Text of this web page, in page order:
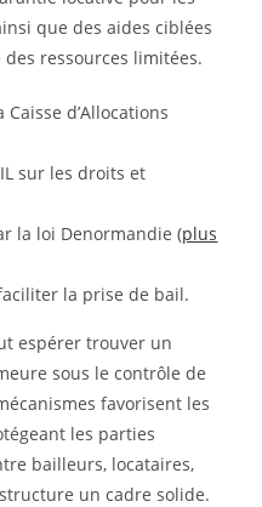
que des aides ciblées
ressources limitées.
d’Allocations
sur les droits et
la loi Denormandie (plus
la prise de bail.
espérer trouver un
sous le contrôle de
favorisent les
les parties
bailleurs, locataires,
un cadre solide.